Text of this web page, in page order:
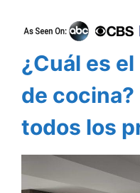
¿Cuál es
de
todos los